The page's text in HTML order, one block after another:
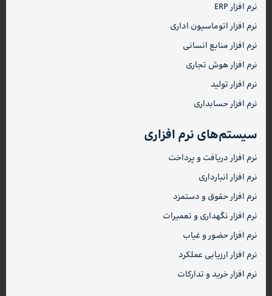
نرم افزار ERP
نرم افزار اتوماسیون اداری
نرم افزار منابع انسانی
نرم افزار هوش تجاری
نرم افزار تولید
نرم افزار حسابداری
سیستم‌های نرم افزاری
نرم افزار دریافت و پرداخت
نرم افزار انبارداری
نرم افزار حقوق و دستمزد
نرم افزار نگهداری و تعمیرات
نرم افزار حضور و غیاب
نرم افزار ارزیابی عملکرد
نرم افزار خرید و تدارکات